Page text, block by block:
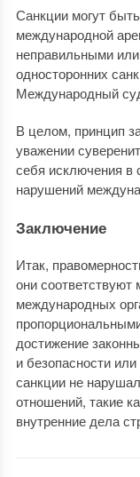
Санкции могут
международной
неправильными
односторонних
Международный
В целом, принцип
уважении
себя исключения в
нарушений
Заключение
Итак,
они
международных
достижение
и безопасности
санкции не
отношений, такие
внутренние дела